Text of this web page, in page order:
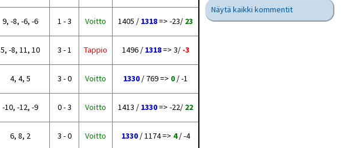
9, -8, -6, -6 1 - 3 Voitto 1405 / 1318=> -23/ 23
5, -8, 11, 10 3 - 1 Tappio 1496 / 1318=> 3/ -3
4, 4, 5 3 - 0 Voitto 1330 / 769 => 0 / -1
-10, -12, -9 0 - 3 Voitto 1413 / 1330=> -22/ 22
6, 8, 2 3 - 0 Voitto 1330/ 1174 => 4/ -4
Näytä kaikki kommentit